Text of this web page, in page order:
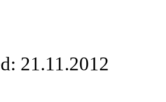
21.11.2012